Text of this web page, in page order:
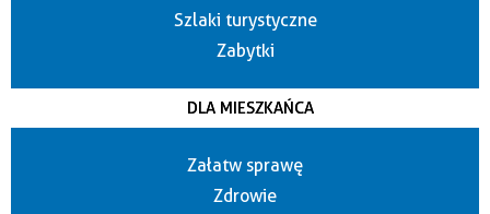
Szlaki turystyczne
Zabytki
DLA MIESZKAŃCA
Załatw sprawę
Zdrowie